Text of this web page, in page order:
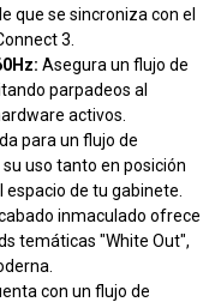
que se sincroniza con el
3.
Asegura un flujo de
parpadeos al
activos.
para un flujo de
uso tanto en posición
espacio de tu gabinete.
inmaculado ofrece
temáticas "White Out",
con un flujo de